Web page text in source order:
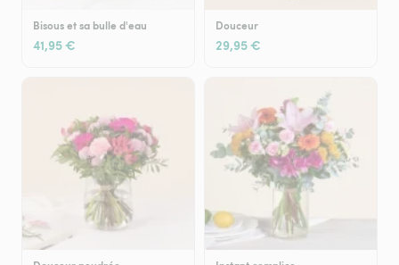
Bisous et sa bulle d'eau
41,95 €
Douceur
29,95 €